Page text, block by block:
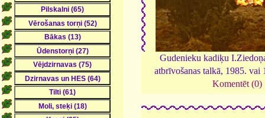
Gudenieku kadiķu
atbrīvošanas talkā, 1985. vai
Komentēt (0)